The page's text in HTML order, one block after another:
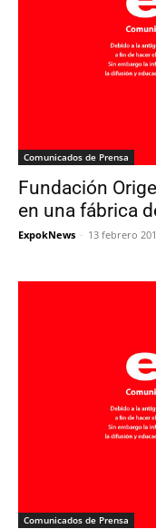
Comunicados de Prensa
Fundación
en una fábrica
ExpokNews - 13 febrero
Comunicados de Prensa